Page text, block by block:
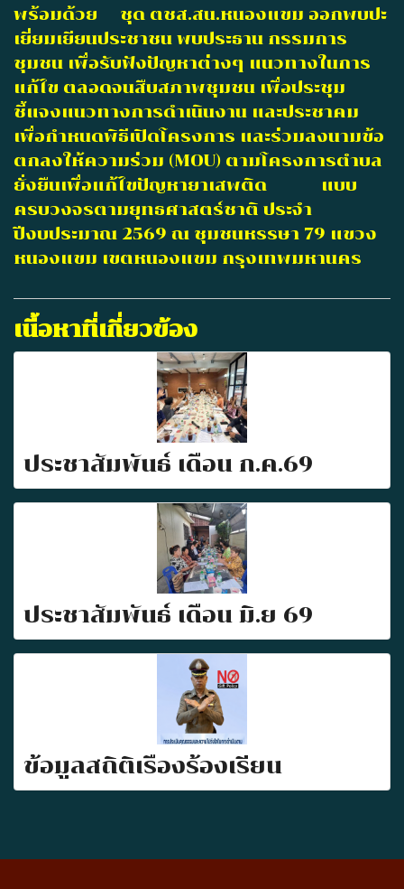
พร้อมด้วย ชุด ตชส.สน.หนองแขม ออกพบปะ
เยี่ยมเยียนประชาชน พบประธาน กรรมการ
ชุมชน เพื่อรับฟังปัญหาต่างๆ แนวทางในการ
แก้ไข ตลอดจนสืบสภาพชุมชน เพื่อประชุม
ชี้แจงแนวทางการดำเนินงาน และประชาคม
เพื่อกำหนดพิธีเปิดโครงการ และร่วมลงนามข้อ
ตกลงให้ความร่วม (MOU) ตามโครงการตำบล
ยั่งยืนเพื่อแก้ไขปัญหายาเสพติด แบบ
ครบวงจรตามยุทธศาสตร์ชาติ ประจำ
ปีงบประมาณ 2569 ณ ชุมชนหรรษา 79 แขวง
หนองแขม เขตหนองแขม กรุงเทพมหานคร
เนื้อหาที่เกี่ยวข้อง
ประชาสัมพันธ์ เดือน ก.ค.69
ประชาสัมพันธ์ เดือน มิ.ย 69
ข้อมูลสถิติเรื่องร้องเรียน